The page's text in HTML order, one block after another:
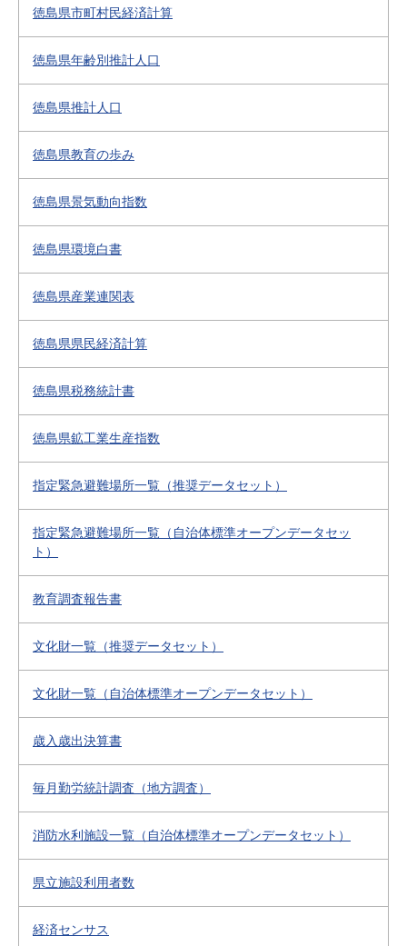
徳島県市町村民経済計算
徳島県年齢別推計人口
徳島県推計人口
徳島県教育の歩み
徳島県景気動向指数
徳島県環境白書
徳島県産業連関表
徳島県県民経済計算
徳島県税務統計書
徳島県鉱工業生産指数
指定緊急避難場所一覧（推奨データセット）
指定緊急避難場所一覧（自治体標準オープンデータセッ
ト）
教育調査報告書
文化財一覧（推奨データセット）
文化財一覧（自治体標準オープンデータセット）
歳入歳出決算書
毎月勤労統計調査（地方調査）
消防水利施設一覧（自治体標準オープンデータセット）
県立施設利用者数
経済センサス